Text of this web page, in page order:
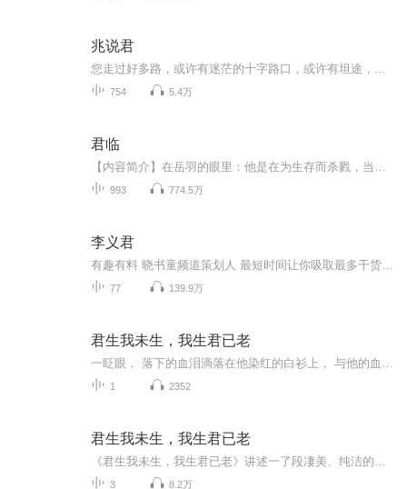
兆说君
754 5.4万
君临
993 774.5万
李义君
77 139.9万
君生我未生，我生君已老
1 2352
君生我未生，我生君已老
3 8.2万